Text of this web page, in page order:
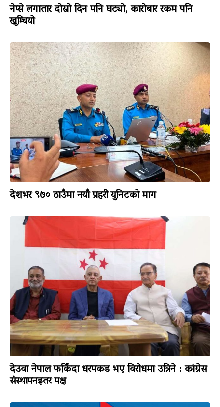
नेप्से लगातार दोस्रो दिन पनि घट्यो, कारोबार रकम पनि
खुम्चियो
देशभर ९७० ठाउँमा नयाँ प्रहरी युनिटको माग
देउवा नेपाल फर्किंदा धरपकड भए विरोधमा उत्रिने : कांग्रेस
संस्थापनइतर पक्ष